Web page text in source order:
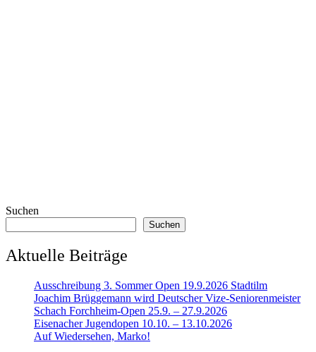
Suchen
Suchen
Aktuelle Beiträge
Ausschreibung 3. Sommer Open 19.9.2026 Stadtilm
Joachim Brüggemann wird Deutscher Vize-Seniorenmeister
Schach Forchheim-Open 25.9. – 27.9.2026
Eisenacher Jugendopen 10.10. – 13.10.2026
Auf Wiedersehen, Marko!